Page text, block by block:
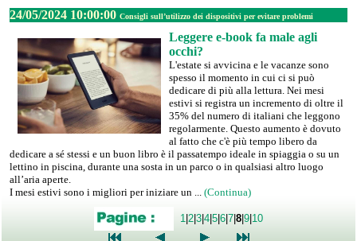
24/05/2024 10:00:00 Consigli sull’utilizzo dei dispositivi per evitare problemi
Leggere e-book fa male agli
occhi?
L'estate si avvicina e le vacanze sono
spesso il momento in cui ci si può
dedicare di più alla lettura. Nei mesi
estivi si registra un incremento di oltre il
35% del numero di italiani che leggono
regolarmente. Questo aumento è dovuto
al fatto che c'è più tempo libero da
dedicare a sé stessi e un buon libro è il passatempo ideale in spiaggia o su un
lettino in piscina, durante una sosta in un parco o in qualsiasi altro luogo
all’aria aperte.
I mesi estivi sono i migliori per iniziare un ... (Continua)
1 |2|3|4|5|6|7|8|9|10